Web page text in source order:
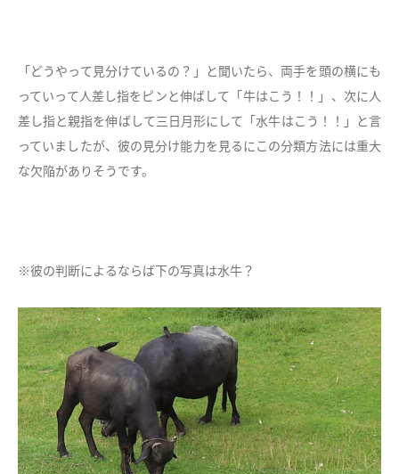
「どうやって見分けているの？」と聞いたら、両手を頭の横にも
っていって人差し指をピンと伸ばして「牛はこう！！」、次に人
差し指と親指を伸ばして三日月形にして「水牛はこう！！」と言
っていましたが、彼の見分け能力を見るにこの分類方法には重大
な欠陥がありそうです。
※彼の判断によるならば下の写真は水牛？